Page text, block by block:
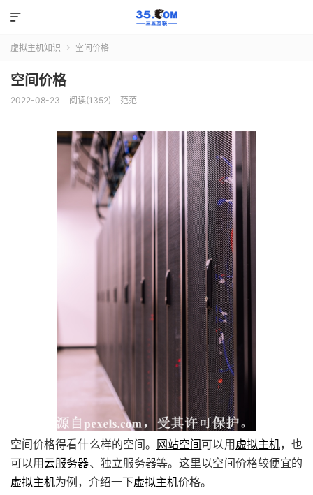

虚拟主机知识  空间价格
空间价格
2022-08-23 阅读(1352) 范范
空间价格得看什么样的空间。 网站空间可以用 虚拟主机，也
可以用云服务器、独立服务器等。这里以空间价格较便宜的
虚拟主机为例，介绍一下虚拟主机价格。